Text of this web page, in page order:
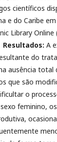
científicos
e do Caribe em
Library
Resultados: A
do
ausência total
que são
o
feminino,